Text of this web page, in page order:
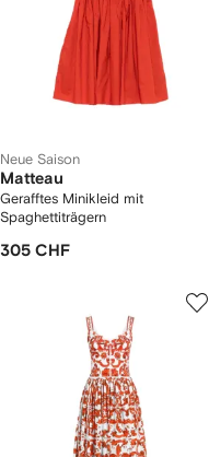
Neue Saison
Matteau
Gerafftes Minikleid mit
Spaghettiträgern
305 CHF